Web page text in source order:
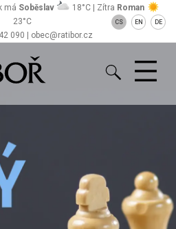
090 | obec@ratibor.cz
má Soběslav 18°C | Zítra Roman
23°C
CS EN DE